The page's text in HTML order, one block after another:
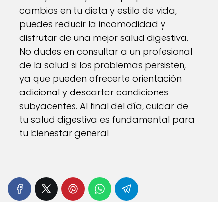
cambios en tu dieta y estilo de vida,
puedes reducir la incomodidad y
disfrutar de una mejor salud digestiva.
No dudes en consultar a un profesional
de la salud si los problemas persisten,
ya que pueden ofrecerte orientación
adicional y descartar condiciones
subyacentes. Al final del día, cuidar de
tu salud digestiva es fundamental para
tu bienestar general.